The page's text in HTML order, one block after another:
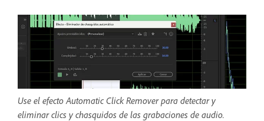
Use el efecto Automatic Click Remover para detectar y
eliminar clics y chasquidos de las grabaciones de audio.